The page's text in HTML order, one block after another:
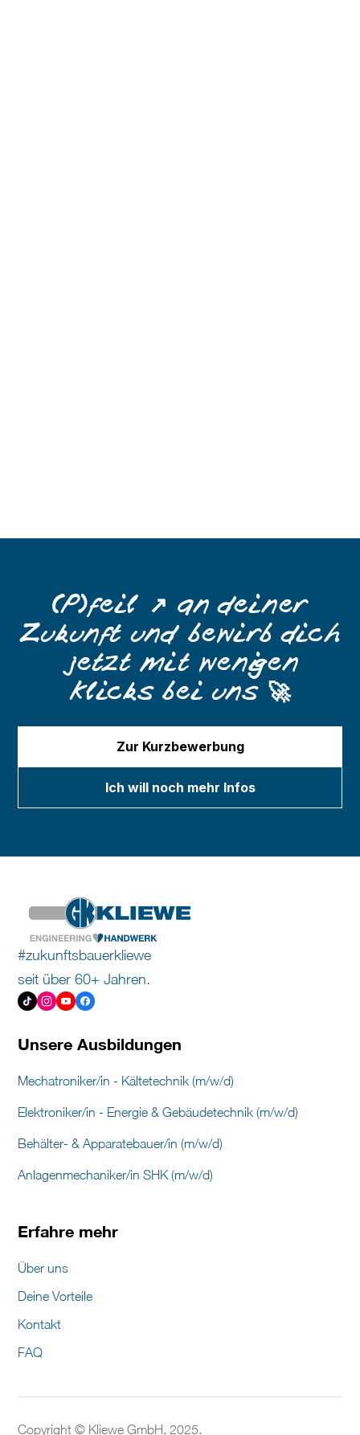
(P)feil ↗️ an deiner
Zukunft und bewirb ​dich
jetzt mit wenigen
Klicks bei uns 🚀
Zur Kurzbewerbung
Ich will noch mehr Infos
#zukunftsbauerkliewe
seit über 60+ Jahren.
Unsere Ausbildungen
Mechatroniker/in - Kältetechnik (m/w/d)
Elektroniker/in - Energie & Gebäudetechnik (m/w/d)
Behälter- & Apparatebauer/in (m/w/d)
Anlagenmechaniker/in SHK (m/w/d)
Erfahre mehr
Über uns
Deine Vorteile
Kontakt
FAQ
Copyright © Kliewe GmbH, 2025.